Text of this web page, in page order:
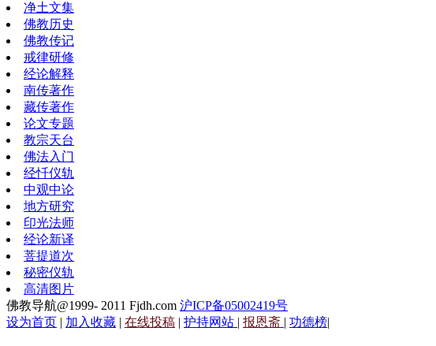
净土文集
佛教历史
佛教传记
戒律研修
经论解释
南传著作
藏传著作
论文专题
教宗天台
佛法入门
经忏仪轨
中观中论
地方研究
印光法师
经论新译
菩提道次
秘密仪轨
高清图片
佛教导航@1999- 2011 Fjdh.com 沪ICP备05002419号
设为首页 | 加入收藏 | 在线投稿 | 护持网站 | 报恩斋 | 功德榜|